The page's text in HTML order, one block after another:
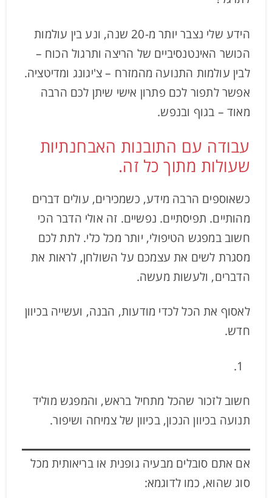
הידע שלי נצבר יותר מ-20 שנה, ונע בין עולמות
הכושר האינטנסיביים של הריצה ותרגול הכוח –
לבין עולמות התנועה מהמזרח – צ'יגונג ומדיטציה.
אפשר לתפור לכם פתרון אישי שיתן לכם הרבה
מאוד – בגוף ובנפש.
עבודה עם התובנות האבחנתיות
שעולות מתוך כל זה.
כשאוספים הרבה מידע, כשמכירים, עולים דברים
מהותיים. תפיסתיים. נפשיים. זה אולי הדבר הכי
חשוב במפגש הטיפולי, יותר מכל כלי. לתת לכם
מסגרת לשים את עצמכם על השולחן, לראות את
הדברים, ולעשות מעשה.
לאסוף את הכל לכדי מודעות, הבנה, ועשייה בכיוון
חדש.
חשוב לזכור שהכל מתחיל בראש, והמפגש מוליד
תנועה בכיוון הנכון, בכיוון של צמיחה ושיפור.
אם אתם סובלים מבעיה גופנית או בריאותית מכל
סוג שהוא, כמו לדוגמא: